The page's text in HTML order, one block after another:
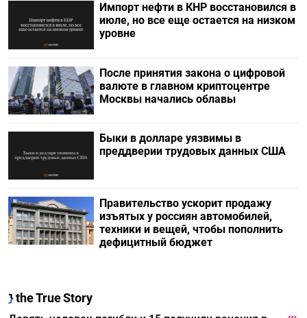
Импорт нефти в КНР восстановился в
июле, но все еще остается на низком
уровне
После принятия закона о цифровой
валюте в главном криптоцентре
Москвы начались облавы
Быки в долларе уязвимы в
преддверии трудовых данных США
Правительство ускорит продажу
изъятых у россиян автомобилей,
техники и вещей, чтобы пополнить
дефицитный бюджет